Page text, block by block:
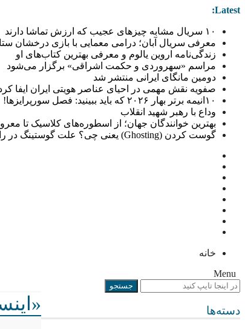
Latest:
۱۰ سریال مشابه چیزهای عجیب که ارزش تماشا دارند
معرفی سریال آبان؛ درامی معمایی با بازی درخشان
زندگی‌نامه اروین یالوم و معرفی بهترین کتاب‌های او
مراسم «سهروردی و حکمت اشراقی» برگزار می‌شود
دومین مانگای ایرانی منتشر شد
صفویه نقش مهمی در احیای عناصر هویتی ایران ایفا
۱۰انیمه برتر بهار ۲۰۲۶ که باید ببینید: فصل سورپرایزها!
وداع با رهبر شهید انقلاب
بهترین خوانندگان جهان؛ از اسطوره‌های کلاسیک تا
گوست کردن (Ghosting) یعنی چی؟ علت گوستینگ در رابطه + راهکار
خانه
Menu
دسته‌ها